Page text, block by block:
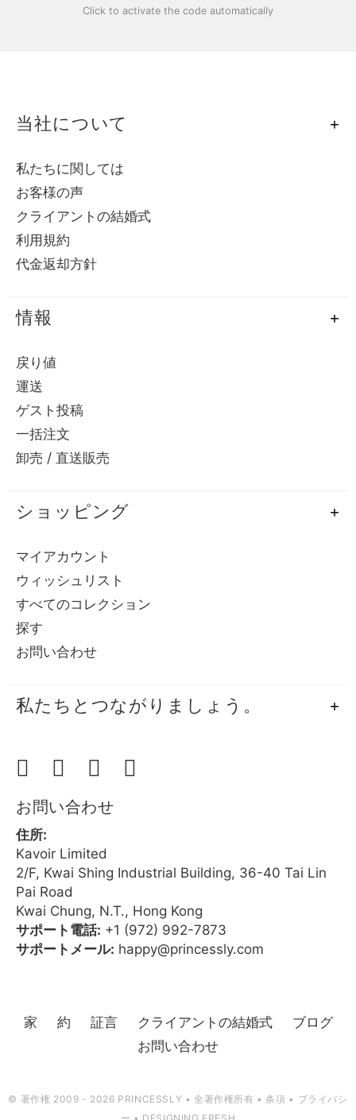
Click to activate the code automatically
当社について
私たちに関しては
お客様の声
クライアントの結婚式
利用規約
代金返却方針
情報
戻り値
運送
ゲスト投稿
一括注文
卸売 / 直送販売
ショッピング
マイアカウント
ウィッシュリスト
すべてのコレクション
探す
お問い合わせ
私たちとつながりましょう。
お問い合わせ
住所:
Kavoir Limited
2/F, Kwai Shing Industrial Building, 36-40 Tai Lin
Pai Road
Kwai Chung, N.T., Hong Kong
サポート電話: +1 (972) 992-7873
サポートメール: happy@princessly.com
家 約 証言 クライアントの結婚式
ブログ
お問い合わせ
© 著作権 2009 - 2026 PRINCESSLY • 全著作権所有 •条項 • プライバシ